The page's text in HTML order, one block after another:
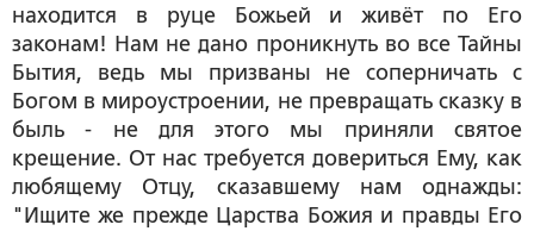
находится в руце Божьей и живёт по Его
законам! Нам не дано проникнуть во все Тайны
Бытия, ведь мы призваны не соперничать с
Богом в мироустроении, не превращать сказку в
быль - не для этого мы приняли святое
крещение. От нас требуется довериться Ему, как
любящему Отцу, сказавшему нам однажды:
"Ищите же прежде Царства Божия и правды Его